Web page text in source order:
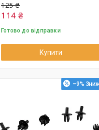
125 ₴
114 ₴
Готово до відправки
Купити
–9%